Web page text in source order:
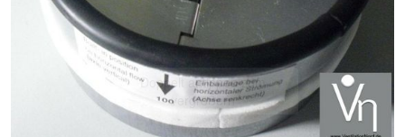
Doppelt antippen zum
vergrößern